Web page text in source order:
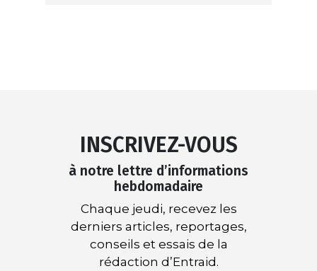
INSCRIVEZ-VOUS
à notre lettre d’informations
hebdomadaire
Chaque jeudi, recevez les
derniers articles, reportages,
conseils et essais de la
rédaction d’Entraid.